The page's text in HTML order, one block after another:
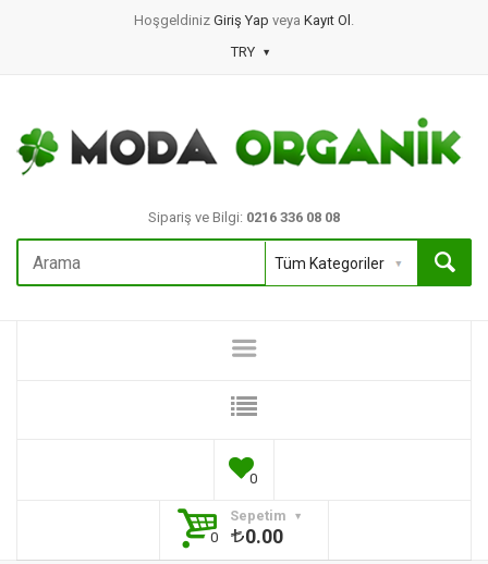
Hoşgeldiniz Giriş Yap veya Kayıt Ol .
TRY
Sipariş ve Bilgi: 0216 336 08 08
0
Sepetim
0
0.00